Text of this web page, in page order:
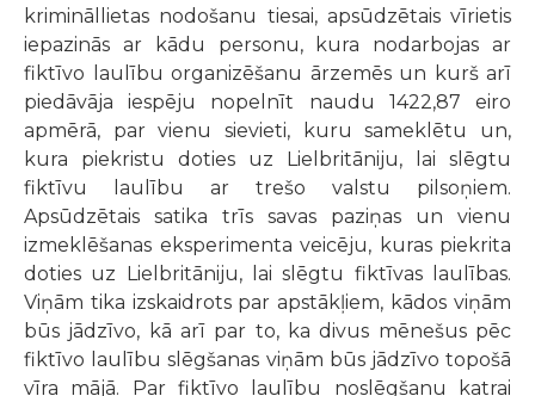
krimināllietas nodošanu tiesai, apsūdzētais vīrietis
iepazinās ar kādu personu, kura nodarbojas ar
fiktīvo laulību organizēšanu ārzemēs un kurš arī
piedāvāja iespēju nopelnīt naudu 1422,87 eiro
apmērā, par vienu sievieti, kuru sameklētu un,
kura piekristu doties uz Lielbritāniju, lai slēgtu
fiktīvu laulību ar trešo valstu pilsoņiem.
Apsūdzētais satika trīs savas paziņas un vienu
izmeklēšanas eksperimenta veicēju, kuras piekrita
doties uz Lielbritāniju, lai slēgtu fiktīvas laulības.
Viņām tika izskaidrots par apstākļiem, kādos viņām
būs jādzīvo, kā arī par to, ka divus mēnešus pēc
fiktīvo laulību slēgšanas viņām būs jādzīvo topošā
vīra mājā. Par fiktīvo laulību noslēgšanu katrai